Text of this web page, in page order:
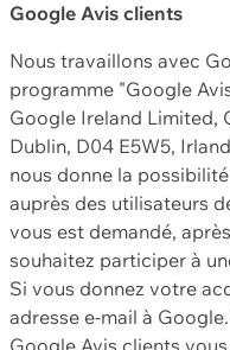
Google Avis clients
Nous travaillons avec
programme "Google
Google Ireland Limited,
Dublin, D04 E5W5,
nous donne la
auprès des utilisateurs
vous est demandé,
souhaitez participer à
Si vous donnez votre
adresse e-mail à